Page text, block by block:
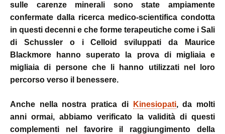
sulle carenze minerali sono state ampiamente
confermate dalla ricerca medico-scientifica condotta
in questi decenni e che forme terapeutiche come i Sali
di Schussler o i Celloid sviluppati da Maurice
Blackmore hanno superato la prova di migliaia e
migliaia di persone che li hanno utilizzati nel loro
percorso verso il benessere.
Anche nella nostra pratica di Kinesiopati, da molti
anni ormai, abbiamo verificato la validità di questi
complementi nel favorire il raggiungimento della